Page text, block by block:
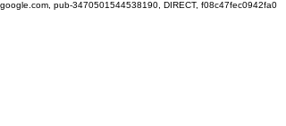
google.com, pub-3470501544538190, DIRECT, f08c47fec0942fa0